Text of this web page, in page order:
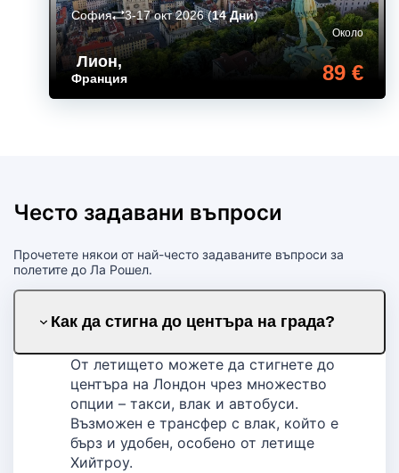
Лион,
Франция
Около
89 €
София 3-17 окт 2026(14 Дни)
Често задавани въпроси
Прочетете някои от най-често задаваните въпроси за
полетите до Ла Рошел.
Как да стигна до центъра на града?
От летището можете да стигнете до
центъра на Лондон чрез множество
опции – такси, влак и автобуси.
Възможен е трансфер с влак, който е
бърз и удобен, особено от летище
Хийтроу.